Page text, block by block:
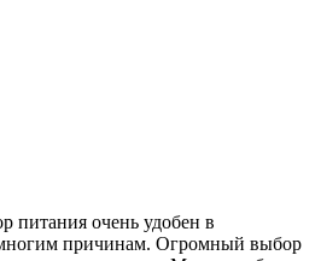
питания очень удобен в
причинам. Огромный выбор